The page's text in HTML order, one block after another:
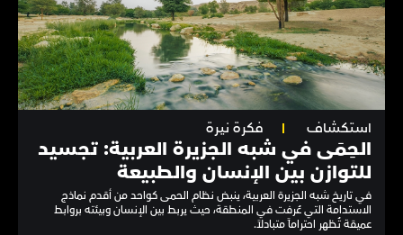
استكشاف فكرة نيرة
الحِمَى في شبه الجزيرة العربية: تجسيد
للتوازن بين الإنسان والطبيعة
في تاريخ شبه الجزيرة العربية، ينبض نظام الحمى كواحد من أقدم نماذج
الاستدامة التي عُرفت في المنطقة، حيث يربط بين الإنسان وبيئته بروابط
عميقة تُظهر احتراماً متبادلاً.